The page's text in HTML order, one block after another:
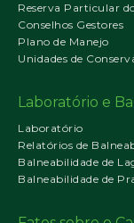
Reserva Particular
Conselhos Gestores
Plano de Manejo
Unidades de
Laboratório e
Laboratório
Relatórios de
Balneabilidade de
Balneabilidade de